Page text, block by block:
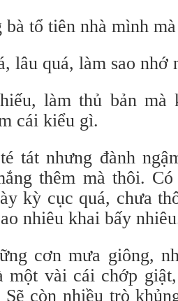
tổ tiên nhà mình
lâu quá, làm sao nhớ
làm thủ bản mà
cái kiểu gì.
tát nhưng đành
thêm mà thôi.
kỳ cục quá, chưa
nhiêu khai bấy
cơn mưa giông,
một vài cái chớp
còn nhiều trò